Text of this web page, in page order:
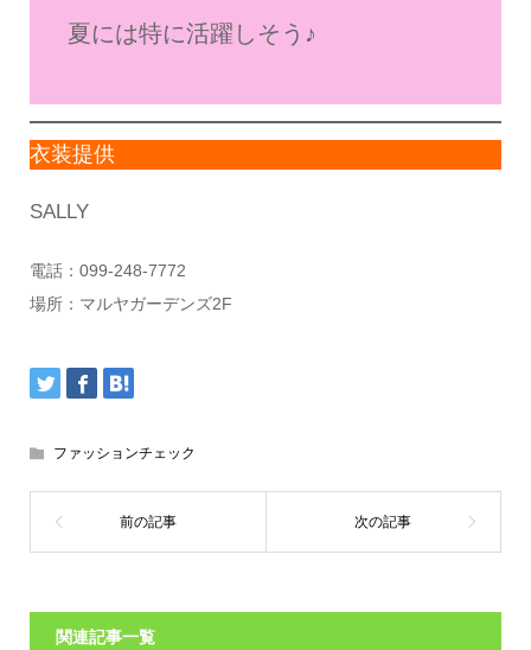
夏には特に活躍しそう♪
衣装提供
SALLY
電話：099-248-7772
場所：マルヤガーデンズ2F
ファッションチェック
関連記事一覧